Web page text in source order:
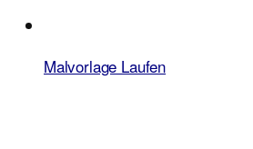
Malvorlage Laufen